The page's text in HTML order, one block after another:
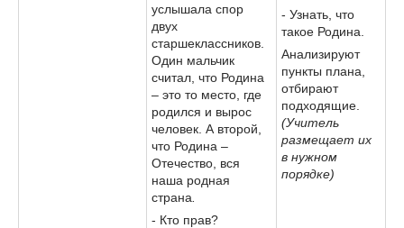
услышала спор
двух
старшеклассников.
Один мальчик
считал, что Родина
– это то место, где
родился и вырос
человек. А второй,
что Родина –
Отечество, вся
наша родная
страна
- Кто прав?
- Узнать, что
такое Родина.
Анализируют
пункты плана,
отбирают
подходящие.
(Учитель
размещает их
в нужном
порядке)